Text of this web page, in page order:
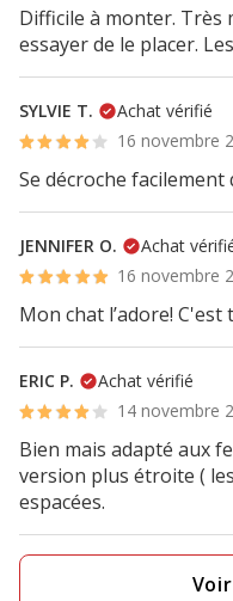
Difficile à monter. Très
essayer de le placer.
SYLVIE T.
Achat vérifié
16 novembre
Se décroche
JENNIFER O.
Achat
16 novembre
Mon chat l’adore!
ERIC P.
Achat vérifié
14 novembre
Bien mais adapté aux
version plus étroite (
espacées.